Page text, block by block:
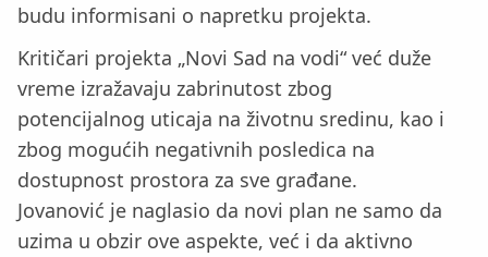
budu informisani o napretku projekta.
Kritičari projekta „Novi Sad na vodi“ već duže
vreme izražavaju zabrinutost zbog
potencijalnog uticaja na životnu sredinu, kao i
zbog mogućih negativnih posledica na
dostupnost prostora za sve građane.
Jovanović je naglasio da novi plan ne samo da
uzima u obzir ove aspekte, već i da aktivno